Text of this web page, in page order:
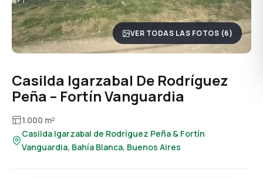
VER TODAS LAS FOTOS (6)
Casilda Igarzabal De Rodríguez
Peña – Fortín Vanguardia
1.000 m²
Casilda Igarzabal de Rodríguez Peña & Fortín
Vanguardia, Bahía Blanca, Buenos Aires